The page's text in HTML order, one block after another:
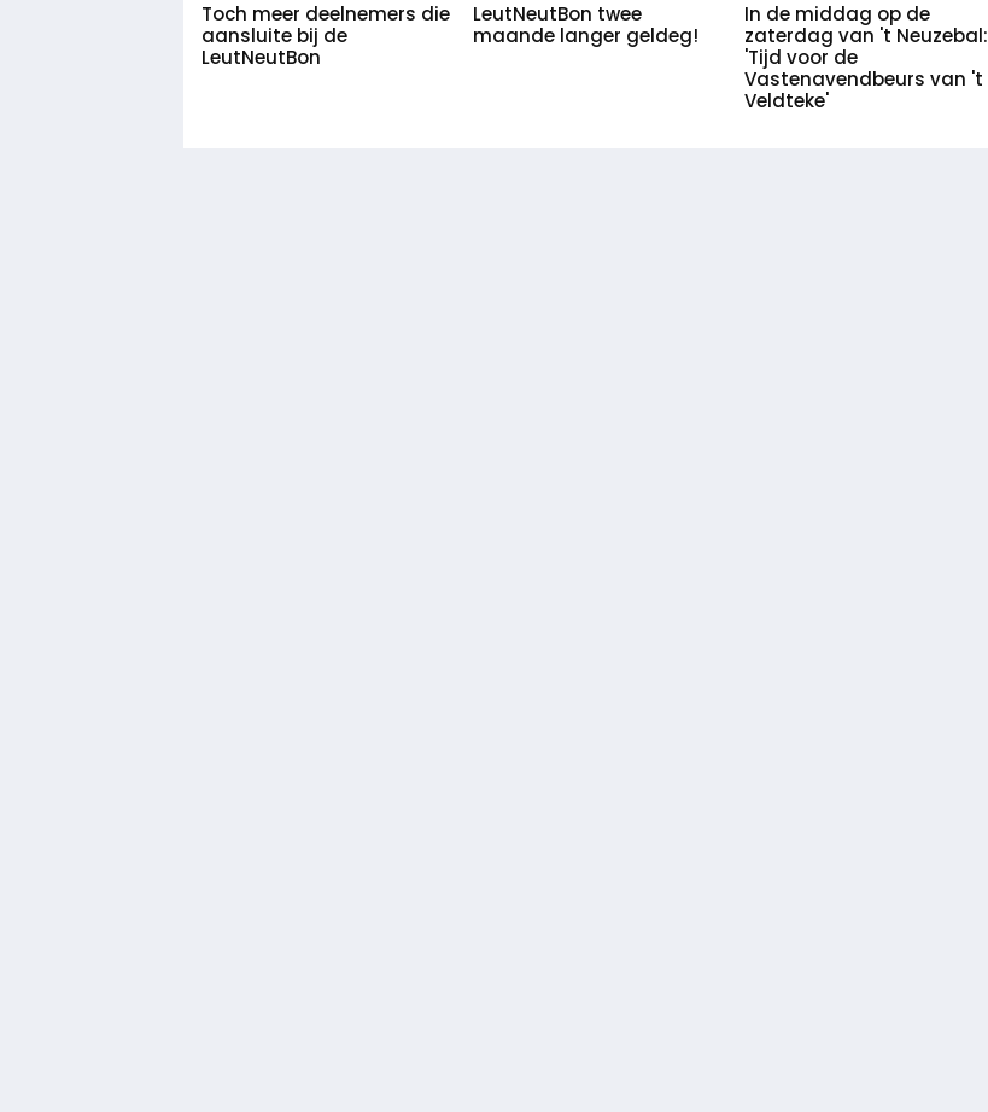
Toch meer deelnemers die
aansluite bij de
LeutNeutBon
LeutNeutBon twee
maande langer geldeg!
In de middag op de
zaterdag van 't Neuzebal:
'Tijd voor de
Vastenavendbeurs van 't
Veldteke'